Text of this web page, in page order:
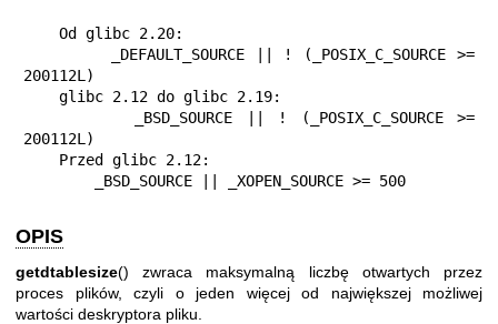
200112L)
200112L)
        _BSD_SOURCE || _XOPEN_SOURCE >= 500
OPIS
getdtablesize() zwraca maksymalną liczbę otwartych przez
proces plików, czyli o jeden więcej od największej możliwej
wartości deskryptora pliku.